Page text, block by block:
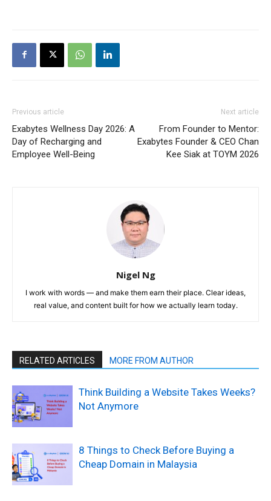
Previous article
Exabytes Wellness Day 2026: A
Day of Recharging and
Employee Well-Being
Next article
From Founder to Mentor:
Exabytes Founder & CEO Chan
Kee Siak at TOYM 2026
Nigel Ng
I work with words — and make them earn their place. Clear ideas,
real value, and content built for how we actually learn today.
RELATED ARTICLES MORE FROM AUTHOR
Think Building a Website Takes Weeks?
Not Anymore
8 Things to Check Before Buying a
Cheap Domain in Malaysia